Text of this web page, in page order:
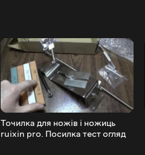
Точилка для ножів і ножиць
ruixin pro. Посилка тест огляд